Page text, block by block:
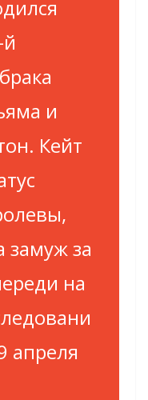
и
Кейт
замуж за
на
апреля